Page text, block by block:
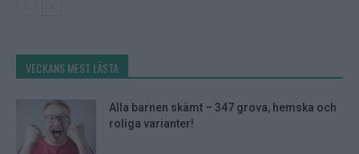
VECKANS MEST LÄSTA
Alla barnen skämt – 347 grova, hemska och
roliga varianter!